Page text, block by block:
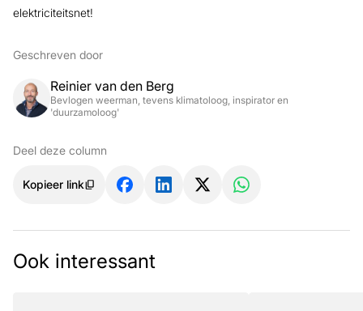
elektriciteitsnet!
Geschreven door
Reinier van den Berg
Bevlogen weerman, tevens klimatoloog, inspirator en
'duurzamoloog'
Deel deze column
Kopieer link
Ook interessant